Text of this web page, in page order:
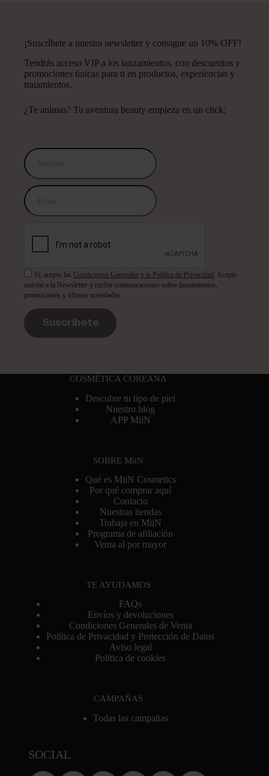
¡Suscríbete a nuestra newsletter y consigue un 10% OFF!
Tendrás acceso VIP a los lanzamientos, con descuentos y
promociones únicas para ti en productos, experiencias y
tratamientos.
¿Te animas? Tu aventura beauty empieza en un click:
Sí, acepto lasCondiciones Generales y la Política de Privacidad . Acepto
unirme a la Newsletter y recibir comunicaciones sobre lanzamientos,
promociones y últimas novedades.
Suscríbete
COSMÉTICA COREANA
Descubre tu tipo de piel
Nuestro blog
APP MiiN
SOBRE MiiN
Qué es MiiN Cosmetics
Por qué comprar aquí
Contacto
Nuestras tiendas
Trabaja en MiiN
Programa de afiliación
Venta al por mayor
TE AYUDAMOS
FAQs
Envíos y devoluciones
Condiciones Generales de Venta
Política de Privacidad y Protección de Datos
Aviso legal
Política de cookies
CAMPAÑAS
Todas las campañas
SOCIAL